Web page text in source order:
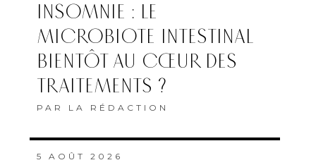
INSOMNIE : LE
MICROBIOTE INTESTINAL
BIENTÔT AU CŒUR DES
TRAITEMENTS ?
PAR LA RÉDACTION
5 AOÛT 2026